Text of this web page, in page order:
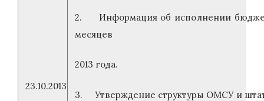
23.10.2013
2. Информация об исполнении
месяцев
2013 года.
3. Утверждение структуры ОМСУ и